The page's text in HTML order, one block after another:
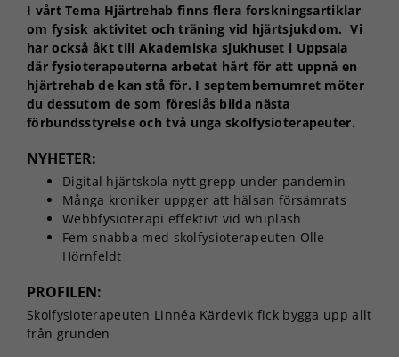
I vårt Tema Hjärtrehab finns flera forskningsartiklar
om fysisk aktivitet och träning vid hjärtsjukdom. Vi
har också åkt till Akademiska sjukhuset i Uppsala
där fysioterapeuterna arbetat hårt för att uppnå en
hjärtrehab de kan stå för. I septembernumret möter
du dessutom de som föreslås bilda nästa
förbundsstyrelse och två unga skolfysioterapeuter.
NYHETER:
Digital hjärtskola nytt grepp under pandemin
Många kroniker uppger att hälsan försämrats
Webbfysioterapi effektivt vid whiplash
Fem snabba med skolfysioterapeuten Olle
Hörnfeldt
PROFILEN:
Skolfysioterapeuten Linnéa Kärdevik fick bygga upp allt
från grunden